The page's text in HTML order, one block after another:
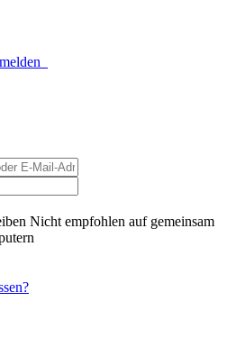
Nicht empfohlen auf gemeinsam